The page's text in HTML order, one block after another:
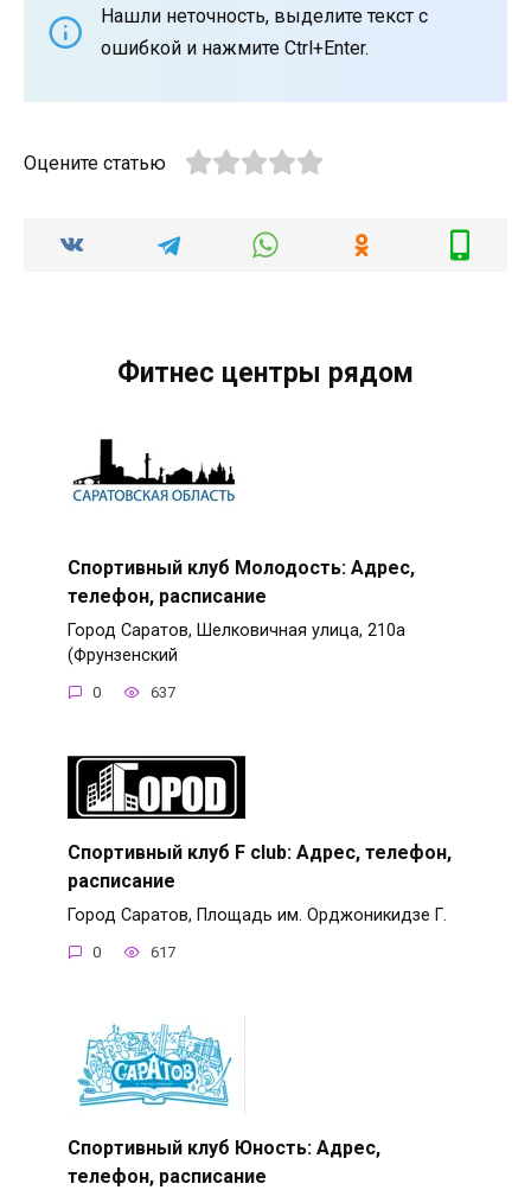
Нашли неточность, выделите текст с
ошибкой и нажмите Ctrl+Enter.
Оцените статью
Фитнес центры рядом
Спортивный клуб Молодость: Адрес,
телефон, расписание
Город Саратов, Шелковичная улица, 210а
(Фрунзенский
0 637
Спортивный клуб F club: Адрес, телефон,
расписание
Город Саратов, Площадь им. Орджоникидзе Г.
0 617
Спортивный клуб Юность: Адрес,
телефон, расписание